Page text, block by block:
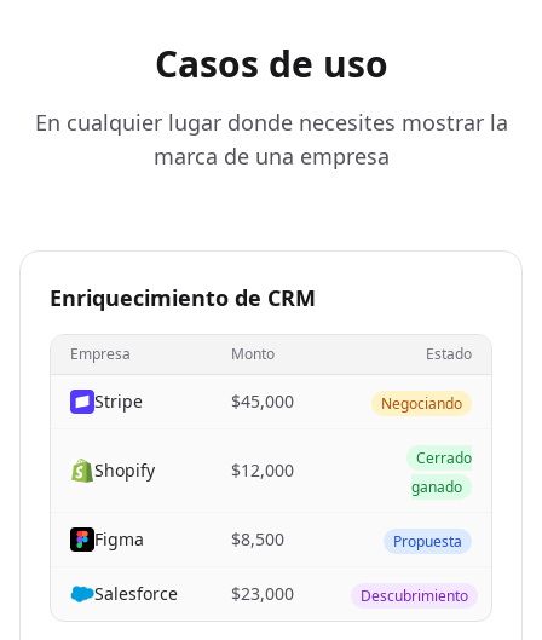
Casos de uso
En cualquier lugar donde necesites mostrar la
marca de una empresa
Enriquecimiento de CRM
Empresa Monto Estado
Stripe $45,000 Negociando
Shopify $12,000
Cerrado
ganado
Figma $8,500 Propuesta
Salesforce $23,000 Descubrimiento